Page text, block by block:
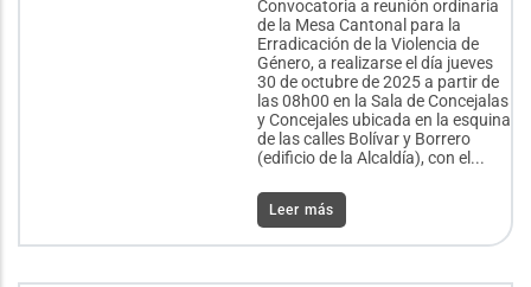
Convocatoria a reunión ordinaria
de la Mesa Cantonal para la
Erradicación de la Violencia de
Género, a realizarse el día jueves
30 de octubre de 2025 a partir de
las 08h00 en la Sala de Concejalas
y Concejales ubicada en la esquina
de las calles Bolívar y Borrero
(edificio de la Alcaldía), con el...
Leer más